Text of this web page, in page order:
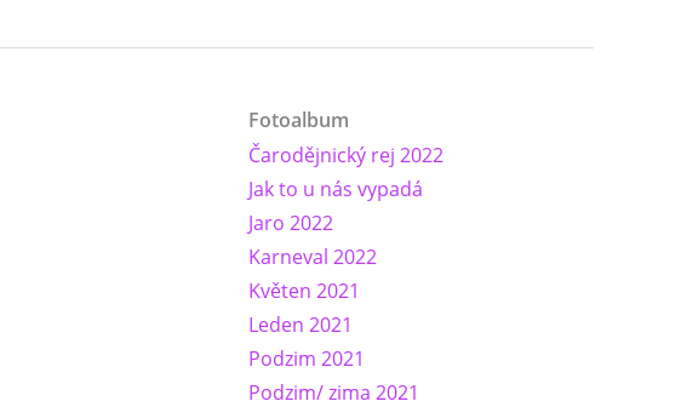
Fotoalbum
Čarodějnický rej 2022
Jak to u nás vypadá
Jaro 2022
Karneval 2022
Květen 2021
Leden 2021
Podzim 2021
Podzim/ zima 2021